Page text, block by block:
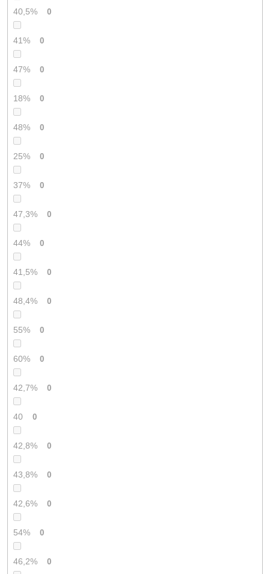
40,5% 0
41% 0
47% 0
18% 0
48% 0
25% 0
37% 0
47,3% 0
44% 0
41,5% 0
48,4% 0
55% 0
60% 0
42,7% 0
40 0
42,8% 0
43,8% 0
42,6% 0
54% 0
46,2% 0